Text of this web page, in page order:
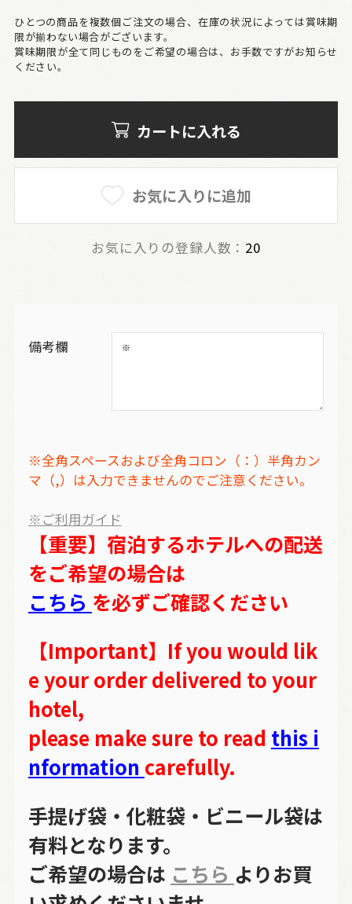
ひとつの商品を複数個ご注文の場合、在庫の状況によっては賞味期
限が揃わない場合がございます。
賞味期限が全て同じものをご希望の場合は、お手数ですがお知らせ
ください。
カートに入れる
お気に入りに追加
お気に入りの登録人数： 20
備考欄
※全角スペースおよび全角コロン（：）半角カン
マ（,）は入力できませんのでご注意ください。
※ご利用ガイド
【重要】宿泊するホテルへの配送
をご希望の場合は
こちら を必ずご確認ください
【Important】If you would lik
e your order delivered to your
hotel,
please make sure to read this i
nformation carefully.
手提げ袋・化粧袋・ビニール袋は
有料となります。
ご希望の場合は こちら よりお買